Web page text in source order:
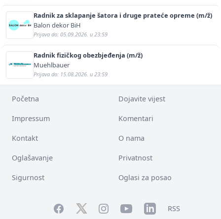
Radnik za sklapanje šatora i druge prateće opreme (m/ž)
Balon dekor BiH
Prijava do: 05.09.2026. u 23:59
Radnik fizičkog obezbjeđenja (m/ž)
Muehlbauer
Prijava do: 15.08.2026. u 23:59
Početna Dojavite vijest
Impressum Komentari
Kontakt O nama
Oglašavanje Privatnost
Sigurnost Oglasi za posao
FacebookTwitterInstagramYouTubeLinkedInRSS